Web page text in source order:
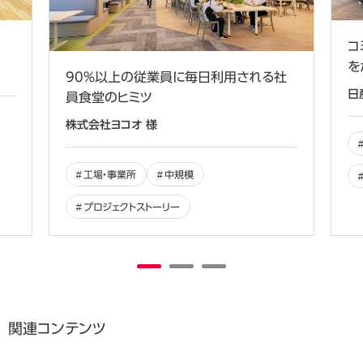
90％以上の従業員に毎日利用される社
員食堂のヒミツ
株式会社ヨコオ 様
工場・事業所 中規模
プロジェクトストーリー
コ
を
日
関連コンテンツ